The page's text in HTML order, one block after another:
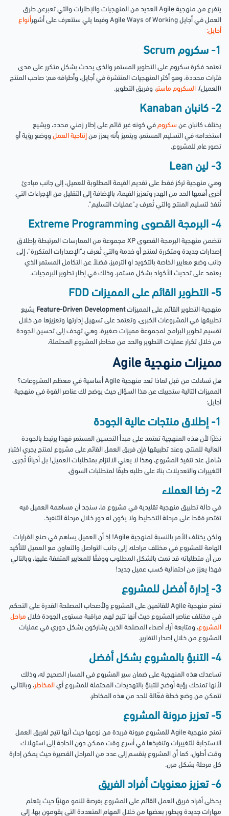
يتفرع من منهجية Agile العديد من المنهجيات والإطارات والتي تعبرعن طرق
العمل في أجايل Agile Ways of Working وفيما يلي ستتعرف على أشهر
أنواع
أجايل:
1- سكروم Scrum
تعتمد فكرة سكروم على التطوير المستمر والذي يحدث بشكل متكرر على مدى
فترات محددة، وهو أكثر المنهجيات المنتشرة في أجايل، وأطرافه هم: صاحب المنتج
(العميل)، السكروم ماستر، وفريق التطوير.
2- كانبان Kanaban
يختلف كانبان عن سكروم في كونه غير قائم على إطار زمني محدد، ويشيع
استخدامه في التسليم المستمر، ويتميز بأنه يعزز من إنتاجية العمل ووضع رؤية أو
تصور عام للمشروع.
3- لين Lean
وهي منهجية تركز فقط على تقديم القيمة المطلوبة للعميل، إلى جانب مبادئ
أخرى أهمها الحد من الهدر وتعزيز القيمة، بالإضافة إلى التقليل من الإجراءات التي
تُنفذ لتسليم المنتج والتي تُعرف بـ"عمليات التسليم".
4- البرمجة القصوى Extreme Programming
تتضمن منهجية البرمجة القصوى XP مجموعة من الممارسات المرتبطة بإطلاق
إصدارات جديدة ومتكررة لمنتج أو خدمة والتي تُعرف بـ"الإصدارات المتكررة"، إلى
جانب وضع معايير الخاصة بالتكويد او الترميز، فضلاً عن التكامل المستمر الذي
يعتمد على تحديث الأكواد بشكل مستمر، وذلك في إطار تطوير البرمجيات.
5- التطوير القائم على المميزات FDD
منهجية التطوير القائم على المميزات Feature-Driven Development يشيع
تطبيقها في المشروعات الكبرى، وتعتمد على تسهيل إدارتها وتعزيزها من خلال
تقسيم تطوير البرامج لمجموعة مميزات صغيرة، وهي تهدف إلى تحسين الجودة
من خلال تكرار عمليات التطوير والحد من مخاطر المشروع المحتملة.
مميزات منهجية Agile
هل تساءلت من قبل لماذا تعد منهجية Agile أساسية في معظم المشروعات؟
المميزات التالية ستجيبك عن هذا السؤال حيث يوضح لك عناصر القوة في منهجية
أجايل:
1- إطلاق منتجات عالية الجودة
نظرًا لأن هذه المنهجية تعتمد على مبدأ التحسين المستمر فهذا يرتبط بالجودة
العالية للمنتج، وعند تطبيقها فإن فريق العمل القائم على مشروع لمنتج يجري اختبار
شامل عند تنفيذ المشروع، وهذا لا يعني الالتزام بمتطلبات العميل! بل أحيانًا تُجرى
التغييرات والتعديلات بناءً على طلبه طبقًا لمتطلبات السوق.
2- رضا العملاء
في حالة تطبيق منهجية تقليدية في مشروع ما، سنجد أن مساهمة العميل فيه
تقتصر فقط على مرحلة التخطيط ولا يكون له دور خلال مرحلة التنفيذ.
ولكن يختلف الأمر بالنسبة لمنهجية Agile! إذ أن العميل يساهم في صنع القرارات
الهامة للمشروع في مختلف مراحله، إلى جانب التواصل والتعاون مع العميل للتأكيد
من أن متطلباته قد تمت بالشكل المطلوب ووفقًا للمعايير المتفقة عليها، وبالتالي
فهذا يعزز من احتمالية كسب عميل جديد!
3- إدارة أفضل للمشروع
تمنح منهجية Agile للقائمين على المشروع ولأصحاب المصلحة القدرة على التحكم
في مختلف عناصر المشروع حيث أنها تتيح لهم مراقبة مستوى الجودة خلال مراحل
المشروع، ومتابعة آراء أصحاء المصلحة الذين يشاركون بشكل دوري في عمليات
المشروع من خلال إصدار التقارير.
4- التنبؤ بالمشروع بشكل أفضل
تساعدك هذه المنهجية على ضمان سير المشروع في المسار الصحيح له، وذلك
لأنها تمنحك رؤية أوضح للتبنؤ بالتهديدات المحتملة للمشروع أي المخاطر، وبالتالي
تتمكن من وضع خطة فعّالة للحد من هذه المخاطر.
5- تعزيز مرونة المشروع
تمنح منهجية Agile للمشروع مرونة فريدة من نوعها حيث أنها تتيح لفريق العمل
الاستجابة للتغييرات وتنفيذها في أسرع وقت ممكن دون الحاجة إلى استهلاك
وقت أطول، كما أن المشروع ينقسم إلى عدد من المراحل القصيرة حيث يمكن إدارة
كل مرحلة بشكل مرن.
6- تعزيز معنويات أفراد الفريق
يحظى أفراد فريق العمل القائم على المشروع بفرصة للنمو مهنيًا حيث يتعلم
مهارات جديدة ويطور بعضها من خلال المهام المتعددة التي يقومون بها، إلى